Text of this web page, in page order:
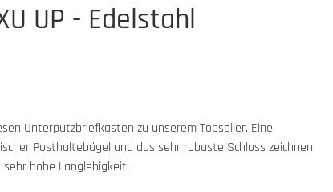
UP - Edelstahl
Unterputzbriefkasten zu unserem Topseller. Eine
Posthaltebügel und das sehr robuste Schloss zeichnen
hohe Langlebigkeit.